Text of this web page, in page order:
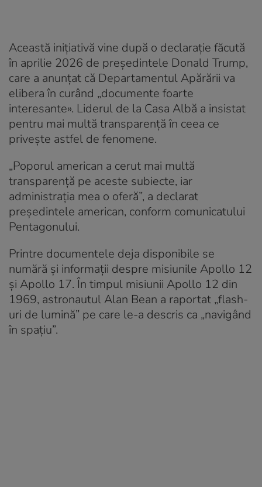
Această inițiativă vine după o declarație făcută
în aprilie 2026 de președintele Donald Trump,
care a anunțat că Departamentul Apărării va
elibera în curând „documente foarte
interesante». Liderul de la Casa Albă a insistat
pentru mai multă transparență în ceea ce
privește astfel de fenomene.
„Poporul american a cerut mai multă
transparență pe aceste subiecte, iar
administrația mea o oferă”, a declarat
președintele american, conform comunicatului
Pentagonului.
Printre documentele deja disponibile se
numără și informații despre misiunile Apollo 12
și Apollo 17. În timpul misiunii Apollo 12 din
1969, astronautul Alan Bean a raportat „flash-
uri de lumină” pe care le-a descris ca „navigând
în spațiu”.